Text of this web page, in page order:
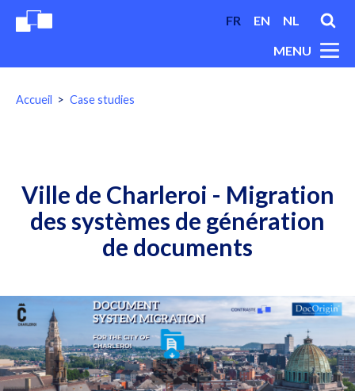
FR EN
NL
MENU
You
Accueil Case studies
Ville de Charleroi - Migration
des systèmes de génération
de documents